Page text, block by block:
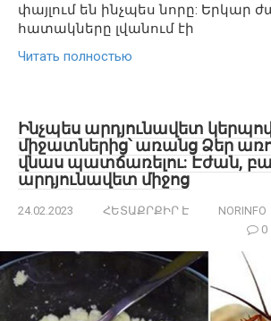
փայլում են ինչպես նորը: Երկար
հատակները լվանում էի
Читать полностью
Ինչպես արդյունավետ
միջատներից՝ առանց Ձեր
վնաս պատճառելու: Էժան,
արդյունավետ միջոց
24.02.2023 ՀԵՏԱՔՐՔԻՐ Է
NORINFO
0